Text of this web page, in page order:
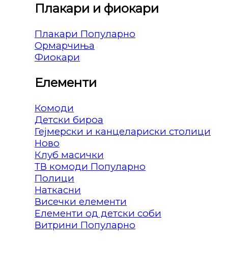
Плакари и фиокари
Плакари
Ормарчиња
Фиокари
Елементи
Комоди
Детски бироа
Гејмерски и канцелариски столици
Клуб масички
ТВ комоди
Полици
Наткасни
Висечки елементи
Елементи од детски соби
Витрини